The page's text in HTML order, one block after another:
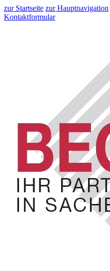
zur Startseite zur Hauptnavigation
Kontaktformular